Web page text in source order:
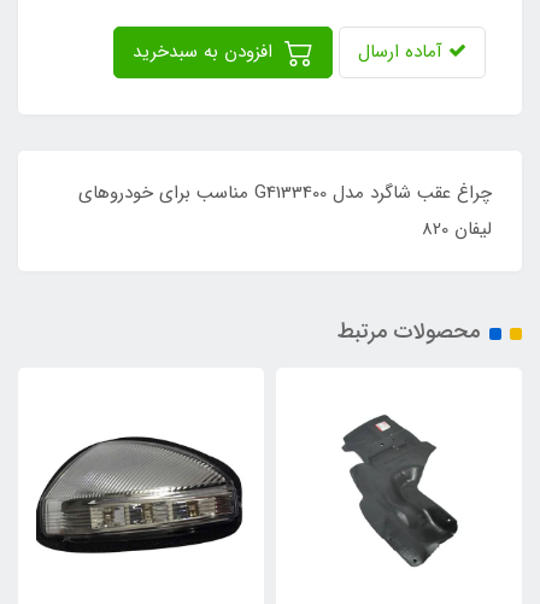
آماده ارسال
چراغ عقب شاگرد مدل G4133400 مناسب برای خودروهای
لیفان 820
محصولات مرتبط